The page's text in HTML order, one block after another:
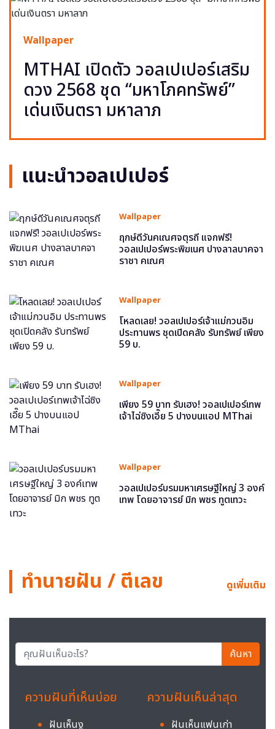
Wallpaper
MTHAI เปิดตัว วอลเปเปอร์เสริม
ดวง 2568 ชุด “มหาโภคทรัพย์”
เด่นเงินตรา มหาลาภ
แนะนำวอลเปเปอร์
Wallpaper
ฤกษ์ดีวันคเณศจตุรถี แจกฟรี!
วอลเปเปอร์พระพิฆเนศ ปางลาลบาคจา
ราชา คเณศ
Wallpaper
โหลดเลย! วอลเปเปอร์เจ้าแม่กวนอิม
ประทานพร ชุดเปิดคลัง รับทรัพย์ เพียง
59 บ.
Wallpaper
เพียง 59 บาท รับเฮง! วอลเปเปอร์เทพ
เจ้าไฉ่ซิงเอี๊ย 5 ปางบนแอป MThai
Wallpaper
วอลเปเปอร์บรมมหาเศรษฐีใหญ่ 3 องค์
เทพ โดยอาจารย์ มิก พชร ทูตเทวะ
ทำนายฝัน / ตีเลข ดูเพิ่มเติม
ค้นหา
ความฝันที่เห็นบ่อย
ฝันเห็นงู
ความฝันเห็นล่าสุด
ฝันเห็นแฟนเก่า